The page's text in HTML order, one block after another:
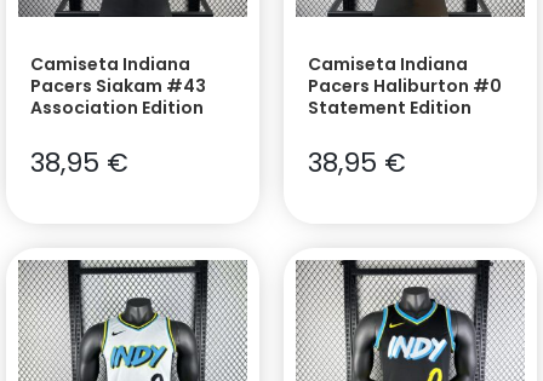
Camiseta Indiana
Pacers Siakam #43
Association Edition
38,95 €
Camiseta Indiana
Pacers Haliburton #0
Statement Edition
38,95 €